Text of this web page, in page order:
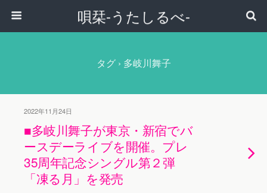
唄栞-うたしるべ-
タグ › 多岐川舞子
2022年11月24日
■多岐川舞子が東京・新宿でバ
ースデーライブを開催。プレ
35周年記念シングル第２弾
「凍る月」を発売